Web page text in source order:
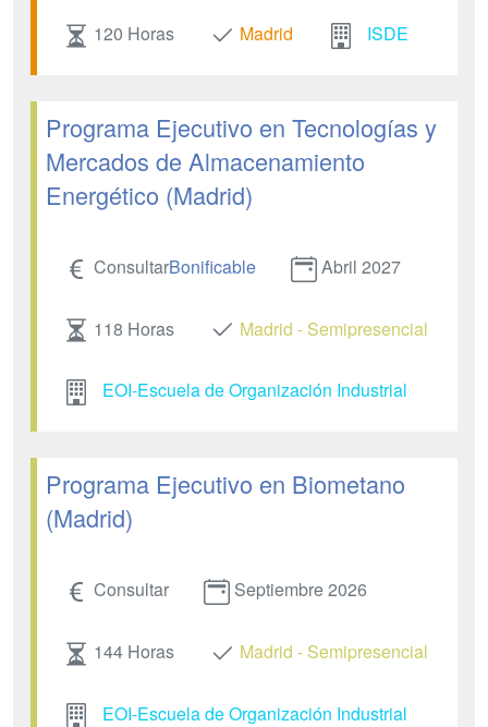
120 Horas Madrid ISDE
Programa Ejecutivo en Tecnologías y
Mercados de Almacenamiento
Energético (Madrid)
ConsultarBonificable Abril 2027
118 Horas Madrid - Semipresencial
EOI-Escuela de Organización Industrial
Programa Ejecutivo en Biometano
(Madrid)
Consultar Septiembre 2026
144 Horas Madrid - Semipresencial
EOI-Escuela de Organización Industrial